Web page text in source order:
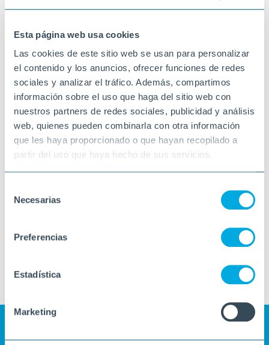
Esta página web usa cookies
Las cookies de este sitio web se usan para personalizar
el contenido y los anuncios, ofrecer funciones de redes
sociales y analizar el tráfico. Además, compartimos
información sobre el uso que haga del sitio web con
nuestros partners de redes sociales, publicidad y análisis
web, quienes pueden combinarla con otra información
que les haya proporcionado o que hayan recopilado a
partir del uso que haya hecho de sus servicios.
Necesarias
Preferencias
Estadística
Marketing
cop més per conversar!
VINARÒS